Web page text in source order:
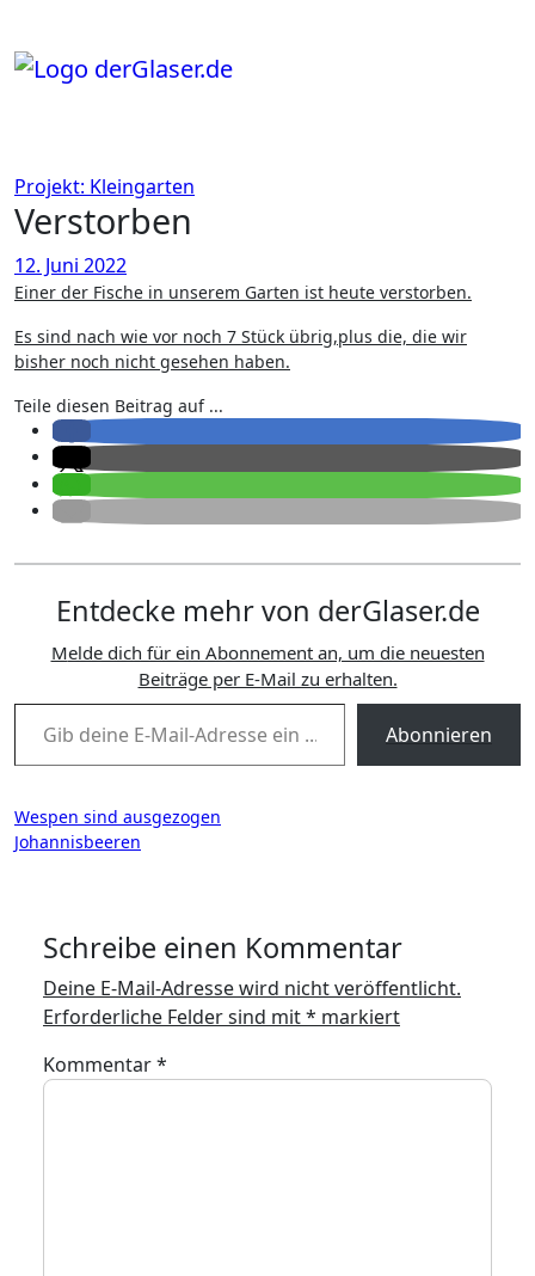
springen
Projekt: Kleingarten
Verstorben
12. Juni 2022
Einer der Fische in unserem Garten ist heute verstorben.
Es sind nach wie vor noch 7 Stück übrig,plus die, die wir
bisher noch nicht gesehen haben.
Teile diesen Beitrag auf ...
Entdecke mehr von derGlaser.de
Melde dich für ein Abonnement an, um die neuesten
Beiträge per E-Mail zu erhalten.
Gib deine E-Mail-Adresse ein ...
Abonnieren
Beitragsnavigation
Wespen sind ausgezogen
Johannisbeeren
Schreibe einen Kommentar
Deine E-Mail-Adresse wird nicht veröffentlicht.
Erforderliche Felder sind mit* markiert
Kommentar*